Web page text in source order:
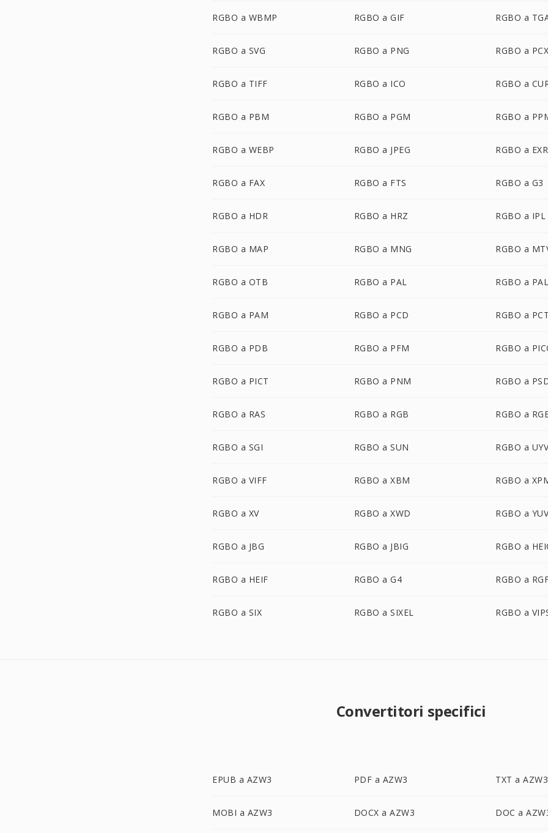
RGBO a WBMP RGBO a GIF RGBO a
RGBO a SVG RGBO a PNG RGBO a
RGBO a TIFF RGBO a ICO RGBO a
RGBO a PBM RGBO a PGM RGBO a
RGBO a WEBP RGBO a JPEG RGBO a EXR
RGBO a FAX RGBO a FTS RGBO a G3
RGBO a HDR RGBO a HRZ RGBO a IPL
RGBO a MAP RGBO a MNG RGBO a
RGBO a OTB RGBO a PAL RGBO a
RGBO a PAM RGBO a PCD RGBO a
RGBO a PDB RGBO a PFM RGBO a
RGBO a PICT RGBO a PNM RGBO a
RGBO a RAS RGBO a RGB RGBO a
RGBO a SGI RGBO a SUN RGBO a
RGBO a VIFF RGBO a XBM RGBO a
RGBO a XV RGBO a XWD RGBO a
RGBO a JBG RGBO a JBIG RGBO a
RGBO a HEIF RGBO a G4 RGBO a
RGBO a SIX RGBO a SIXEL RGBO a
Convertitori specifici
EPUB a AZW3 PDF a AZW3 TXT a AZW3
MOBI a AZW3 DOCX a AZW3 DOC a